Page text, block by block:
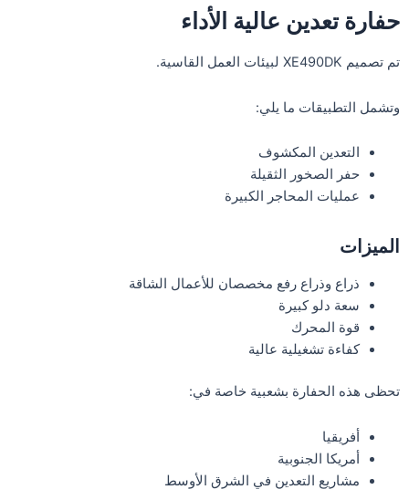
حفارة تعدين عالية الأداء
تم تصميم XE490DK لبيئات العمل القاسية.
وتشمل التطبيقات ما يلي:
التعدين المكشوف
حفر الصخور الثقيلة
عمليات المحاجر الكبيرة
الميزات
ذراع وذراع رفع مخصصان للأعمال الشاقة
سعة دلو كبيرة
قوة المحرك
كفاءة تشغيلية عالية
تحظى هذه الحفارة بشعبية خاصة في:
أفريقيا
أمريكا الجنوبية
مشاريع التعدين في الشرق الأوسط